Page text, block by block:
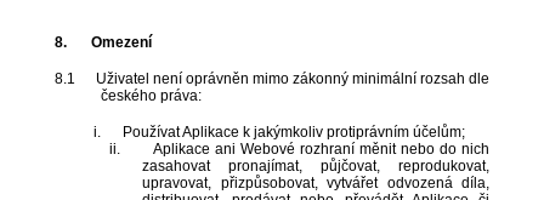
8. Omezení
8.1
Uživatel není oprávněn mimo zákonný minimální rozsah dle
českého práva:
i.
Používat Aplikace k jakýmkoliv protiprávním účelům;
ii.
Aplikace ani Webové rozhraní měnit nebo do nich
zasahovat pronajímat, půjčovat, reprodukovat,
upravovat, přizpůsobovat, vytvářet odvozená díla,